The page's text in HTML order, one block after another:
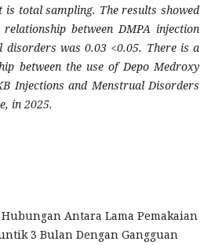
is total sampling. The results showed
between DMPA injection
was 0.03 <0.05. There is a
between the use of Depo Medroxy
Injections and Menstrual Disorders
in 2025.
Antara Lama Pemakaian
3 Bulan Dengan Gangguan